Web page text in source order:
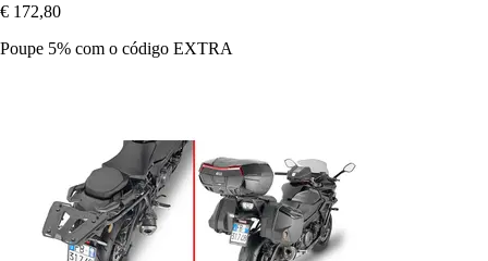
€ 172,80
Poupe 5% com o código EXTRA